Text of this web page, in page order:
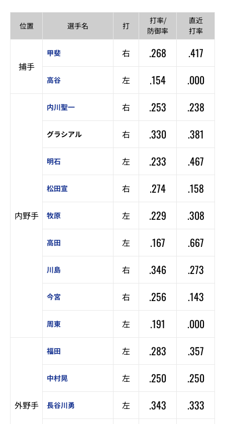
位置 選手名 打
打率/
防御率
直近
打率
捕手
甲斐 右 .268 .417
高谷 左 .154 .000
内野手
内川聖一 右 .253 .238
グラシアル 右 .330 .381
明石 左 .233 .467
松田宣 右 .274 .158
牧原 左 .229 .308
高田 左 .167 .667
川島 右 .346 .273
今宮 右 .256 .143
周東 左 .191 .000
外野手
福田 左 .283 .357
中村晃 左 .250 .250
長谷川勇 左 .343 .333